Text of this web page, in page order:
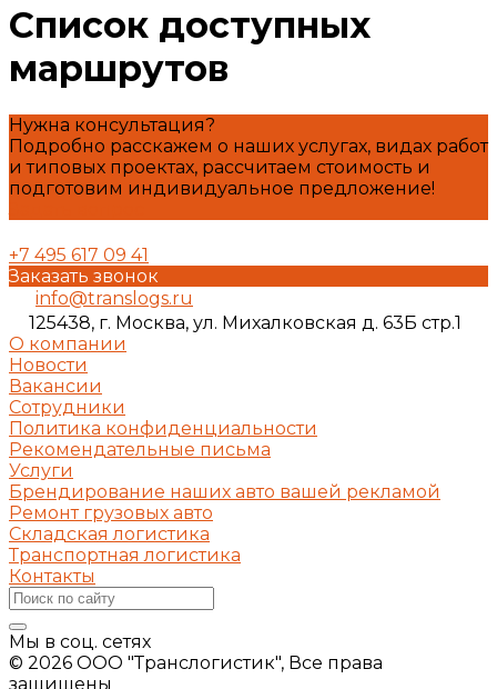
Список доступных
маршрутов
Нужна консультация?
Подробно расскажем о наших услугах, видах работ
и типовых проектах, рассчитаем стоимость и
подготовим индивидуальное предложение!
+7 495 617 09 41
Заказать звонок
info@translogs.ru
125438, г. Москва, ул. Михалковская д. 63Б стр.1
О компании
Новости
Вакансии
Сотрудники
Политика конфиденциальности
Рекомендательные письма
Услуги
Брендирование наших авто вашей рекламой
Ремонт грузовых авто
Складская логистика
Транспортная логистика
Контакты
Мы в соц. сетях
© 2026 ООО "Транслогистик", Все права
защищены